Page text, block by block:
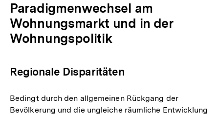
Paradigmenwechsel am
Wohnungsmarkt und in der
Wohnungspolitik
Regionale Disparitäten
Bedingt durch den allgemeinen Rückgang der
Bevölkerung und die ungleiche räumliche Entwicklung